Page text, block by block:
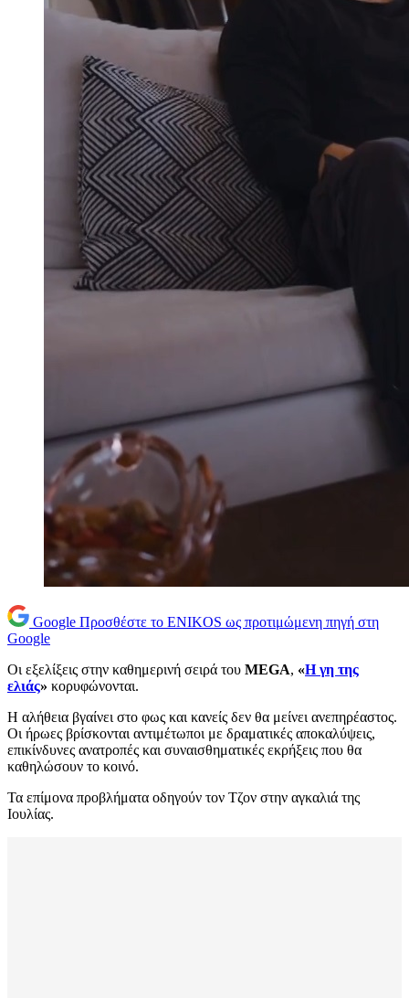
Google Προσθέστε το ENIKOS ως προτιμώμενη πηγή στη
Google
Οι εξελίξεις στην καθημερινή σειρά του MEGA, «Η γη της
ελιάς» κορυφώνονται.
Η αλήθεια βγαίνει στο φως και κανείς δεν θα μείνει ανεπηρέαστος.
Οι ήρωες βρίσκονται αντιμέτωποι με δραματικές αποκαλύψεις,
επικίνδυνες ανατροπές και συναισθηματικές εκρήξεις που θα
καθηλώσουν το κοινό.
Τα επίμονα προβλήματα οδηγούν τον Τζον στην αγκαλιά της
Ιουλίας.